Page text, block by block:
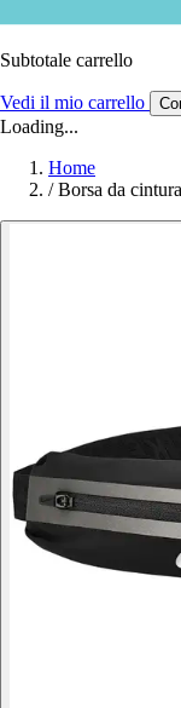
Subtotale carrello
Vedi il mio carrello
Loading...
Home
/ Borsa da